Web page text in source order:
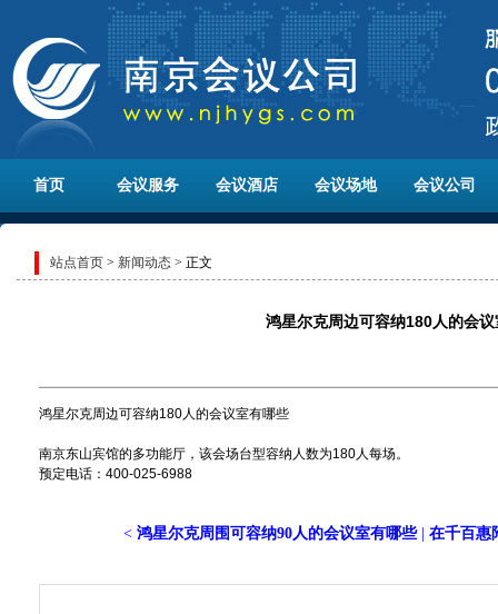
首页 会议服务 会议酒店 会议场地 会议公司
站点首页 > 新闻动态 > 正文
鸿星尔克周边可容纳180人的会
鸿星尔克周边可容纳180人的会议室有哪些
南京东山宾馆的多功能厅，该会场台型容纳人数为180人每场。
预定电话：400-025-6988
< 鸿星尔克周围可容纳90人的会议室有哪些| 在千百惠